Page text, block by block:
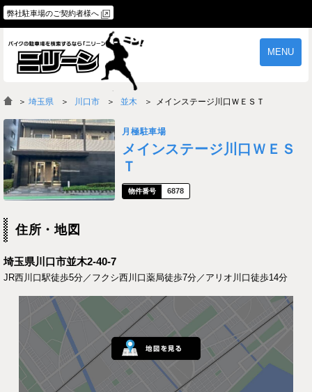
弊社駐車場のご契約者様へ
MENU
物件一覧 ご契約の流れ
よくあるご質問
＞ 埼玉県 川口市 並木 メインステージ川口ＷＥＳＴ
月極駐車場
メインステージ川口ＷＥＳ
Ｔ
6878
住所・地図
埼玉県川口市並木2-40-7
JR西川口駅徒歩5分／フクシ西川口薬局徒歩7分／アリオ川口徒歩14分